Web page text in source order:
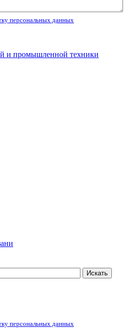
персональных данных
Искать
персональных данных